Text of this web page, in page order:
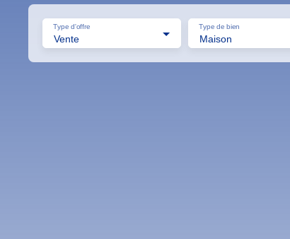
Vente
Type d'offre
Maison
Type de bien